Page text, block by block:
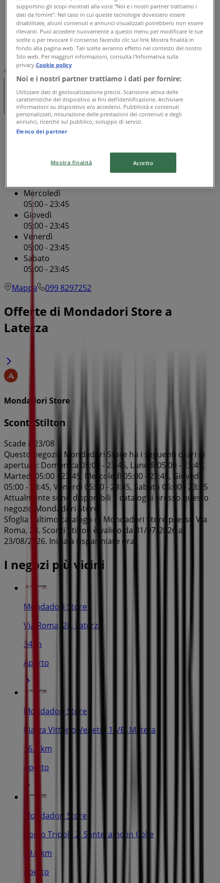
05:00 - 23:45
Venerdì
05:00 - 23:45
Sabato
05:00 - 23:45
ApertoFino alle 23:45
Domenica
05:00 - 23:45
Mercoledì
05:00 - 23:45
Giovedì
05:00 - 23:45
Venerdì
05:00 - 23:45
Sabato
05:00 - 23:45
Mappa
099 8297252
Offerte di Mondadori Store a
Laterza
Mondadori Store
Sconti Stilton
Scade il 23/08
Questo negozio Mondadori Store ha i seguenti orari di
apertura: Domenica 05:00 - 23:45, Lunedì 05:00 - 23:45,
Martedì 05:00 - 23:45, Mercoledì 05:00 - 23:45, Giovedì
05:00 - 23:45, Venerdì 05:00 - 23:45, Sabato 05:00 - 23:45
Attualmente sono disponibili 1 cataloghi presso questo
negozio Mondadori Store.
Sfoglia l'ultimo catalogo di Mondadori Store presso Via
Roma, 28. Sconti Stilton è valido da 31/07/2026 a
23/08/2026. Inizia a risparmiare ora!
I negozi più vicini
Mondadori Store
Via Roma, 28, Laterza
34 m
Aperto
Mondadori Store
Piazza Vittorio Veneto, 16/B, Matera
16.7 km
Aperto
Mondadori Store
Corso Tripoli, 2, Santeramo in Colle
19.0 km
Aperto
supportino gli scopi mostrati alla voce "Noi e i nostri partner trattiamo i
dati da fornire". Nel caso in cui queste tecnologie dovessero essere
disabilitate, alcuni contenuti e annunci visualizzati potrebbero non essere
rilevanti. Puoi accedere nuovamente a questo menu per modificare le tue
scelte o per revocare il consenso facendo clic sul link Mostra finalità in
fondo alla pagina web. Tali scelte avranno effetto nel contesto del nostro
Sito web. Per maggiori informazioni, consulta l'Informativa sulla
privacy.Cookie policy
Noi e i nostri partner trattiamo i dati per fornire:
Utilizzare dati di geolocalizzazione precisi. Scansione attiva delle
caratteristiche del dispositivo ai fini dell’identificazione. Archiviare
informazioni su dispositivo e/o accedervi. Pubblicità e contenuti
personalizzati, misurazione delle prestazioni dei contenuti e degli
annunci, ricerche sul pubblico, sviluppo di servizi.
Elenco dei partner
Mostra finalità Accetto